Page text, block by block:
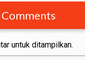
Comments
untuk ditampilkan.